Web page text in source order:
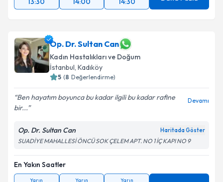
Op. Dr. Sultan Can
Kadın Hastalıkları ve Doğum
İstanbul, Kadıköy
5 (8 Değerlendirme)
Ben hayatım boyunca bu kadar ilgili bu kadar rafine
bir...
Devamı
Op. Dr. Sultan Can Haritada Göster
SUADİYE MAHALLESİ ÖNCÜ SOK ÇELEM APT. NO 1 İÇ KAPI NO 9
En Yakın Saatler
Yarın Yarın Yarın